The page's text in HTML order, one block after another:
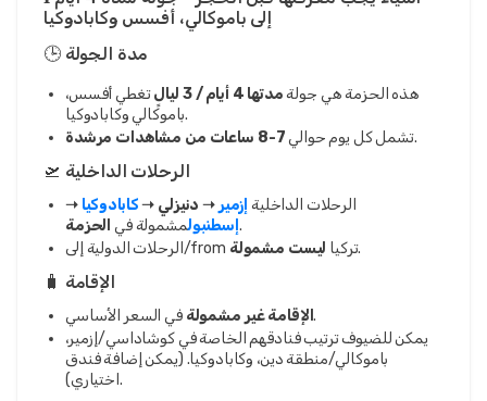
إلى باموكالي، أفسس وكابادوكيا
🕒 مدة الجولة
هذه الحزمة هي جولةمدتها 4 أيام / 3 ليالٍ
تغطي أفسس،
باموكالي وكابادوكيا.
تشمل كل يوم حوالي7-8 ساعات من مشاهدات مرشدة .
🛫 الرحلات الداخلية
الرحلات الداخلية إزمير➝ دنيزلي ➝كابادوكيا➝
إسطنبولمشمولة في الحزمة
.
الرحلات الدولية إلى/from تركيا ليست مشمولة .
🧳 الإقامة
الإقامة غير مشمولةفي السعر الأساسي.
يمكن للضيوف ترتيب فنادقهم الخاصة في كوشاداسي/إزمير،
باموكالي/منطقة دين، وكابادوكيا. (يمكن إضافة فندق
اختياري).